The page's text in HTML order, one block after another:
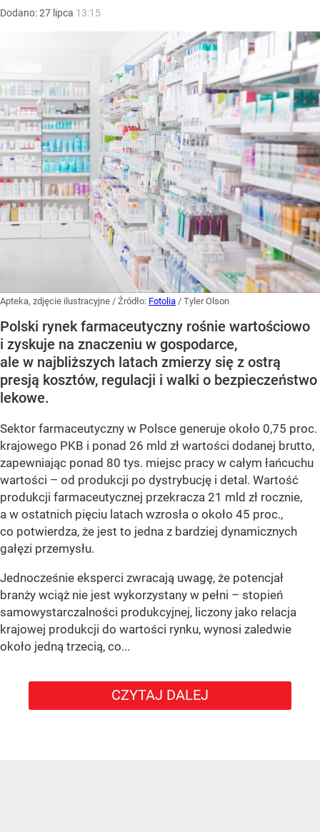
Dodano:27 lipca 13:15
Apteka, zdjęcie ilustracyjne / Źródło: Fotolia / Tyler Olson
Polski rynek farmaceutyczny rośnie wartościowo
i zyskuje na znaczeniu w gospodarce,
ale w najbliższych latach zmierzy się z ostrą
presją kosztów, regulacji i walki o bezpieczeństwo
lekowe.
Sektor farmaceutyczny w Polsce generuje około 0,75 proc.
krajowego PKB i ponad 26 mld zł wartości dodanej brutto,
zapewniając ponad 80 tys. miejsc pracy w całym łańcuchu
wartości – od produkcji po dystrybucję i detal. Wartość
produkcji farmaceutycznej przekracza 21 mld zł rocznie,
a w ostatnich pięciu latach wzrosła o około 45 proc.,
co potwierdza, że jest to jedna z bardziej dynamicznych
gałęzi przemysłu.
Jednocześnie eksperci zwracają uwagę, że potencjał
branży wciąż nie jest wykorzystany w pełni – stopień
samowystarczalności produkcyjnej, liczony jako relacja
krajowej produkcji do wartości rynku, wynosi zaledwie
około jedną trzecią, co...
CZYTAJ DALEJ